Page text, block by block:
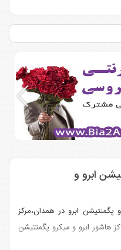
ابرو و
پگمنتیشن ابرو در همدان،مرکز
هاشور ابرو و میکرو پگمنتیشن